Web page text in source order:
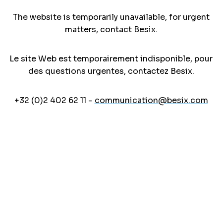
The website is temporarily unavailable, for urgent
matters, contact Besix.
Le site Web est temporairement indisponible, pour
des questions urgentes, contactez Besix.
+32 (0)2 402 62 11 - communication@besix.com